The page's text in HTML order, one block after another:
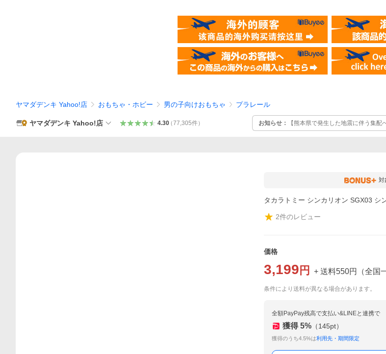
ヤマダデンキ Yahoo!店 おもちゃ・ホビー 男の子向けおもちゃ プラレール
ヤマダデンキ Yahoo!店 4.30（77,305件） お知らせ：
【熊本県で発生した地震に伴う集配
り、一部の地域においてお荷物の集荷・配達を
対
タカラトミー シンカリオン SGX03 シ
2件のレビュー
価格
3,199 円 + 送料550円 （全国
条件により送料が異なる場合があります。
全額PayPay残高で支払い&LINEと連携で
獲得 5% （145pt）
獲得のうち4.5%は利用先・期間限定